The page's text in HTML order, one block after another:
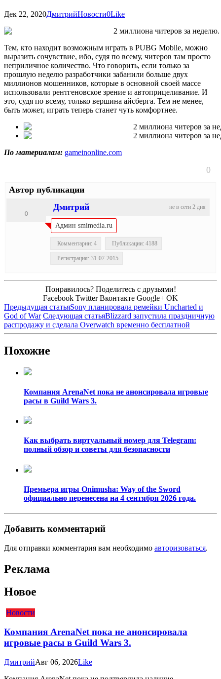
Дек 22, 2020ДмитрийНовости0Like
Тем, кто находит возможным играть в PUBG Mobile, можно
выразить сочувствие, ибо, судя по всему, читеров там просто
неприличное количество. Что говорить, если только за
прошлую неделю разработчики забанили больше двух
миллионов мошенников, которые в основной своей массе
использовали рентгеновское зрение и автоприцеливание. И
это, судя по всему, только вершина айсберга. Тем не менее,
быть может, играть теперь станет чуть комфортнее.
По материалам: gameinonline.com
0
Автор публикации
не в сети 2 дня
Дмитрий
0
Админ smimedia.ru
Комментарии: 4 Публикации: 4188
Регистрация: 31-07-2015
Понравилось? Поделитесь с друзьями!
Facebook Twitter Вконтакте Google+ OK
Предыдущая статьяSony планировала ремейки Uncharted и
God of War Следующая статьяBlizzard запустила праздничную
распродажу и сделала Overwatch временно бесплатной
Похожие
Компания ArenaNet пока не анонсировала игровые
расы в Guild Wars 3.
Как выбрать виртуальный номер для Telegram:
полный обзор и советы для безопасности
Премьера игры Onimusha: Way of the Sword
официально перенесена на 4 сентября 2026 года.
Добавить комментарий
Для отправки комментария вам необходимо авторизоваться.
Реклама
Новое
Новости
Компания ArenaNet пока не анонсировала
игровые расы в Guild Wars 3.
ДмитрийАвг 06, 2026Like